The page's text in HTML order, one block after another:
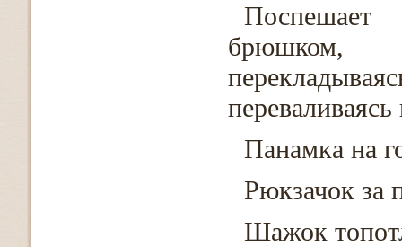
Поспешает
брюшком,
Панамка на
Рюкзачок за
Шажок